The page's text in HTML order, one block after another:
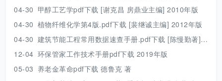
04-30 甲醇工艺学pdf下载 [谢克昌 房鼎业主编] 2010年版
04-30 植物纤维化学第4版.pdf下载 [裴继诚主编] 2012年版
04-30 建筑节能工程常用数据速查手册.pdf下载 [陈慢勤著] 2010年版
12-04 环保管家工作技术手册pdf下载 2019年版
05-03 养老金革命pdf下载 德鲁克 著